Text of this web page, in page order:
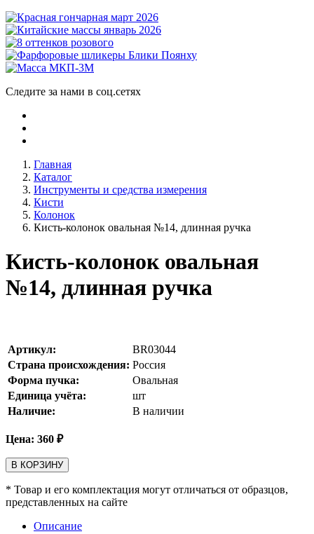
Следите за нами в соц.сетях
Главная
Каталог
Инструменты и средства измерения
Кисти
Колонок
Кисть-колонок овальная №14, длинная ручка
Кисть-колонок овальная
№14, длинная ручка
Артикул:
BR03044
Страна происхождения: Россия
Форма пучка:
Овальная
Единица учёта:
шт
Наличие:
В наличии
Цена: 360 ₽
В КОРЗИНУ
* Товар и его комплектация могут отличаться от образцов,
представленных на сайте
Описание